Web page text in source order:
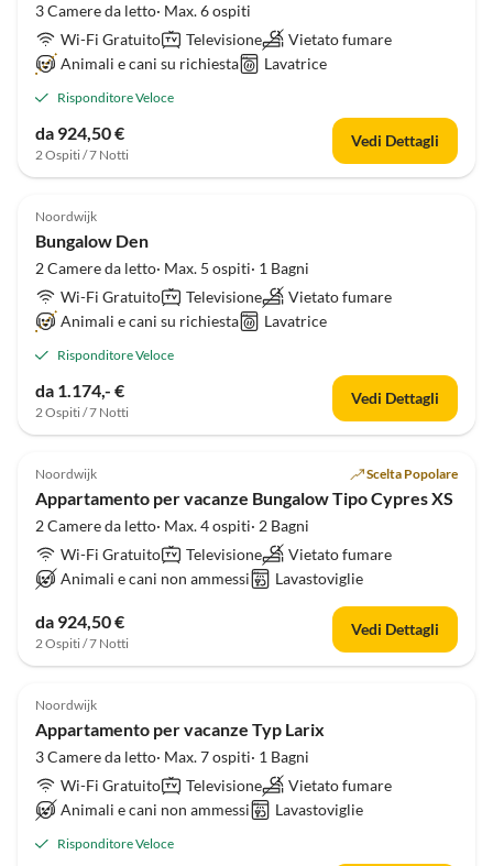
3 Camere da letto· Max. 6 ospiti
Wi-Fi Gratuito
Televisione
Vietato fumare
Animali e cani su richiesta
Lavatrice
Risponditore Veloce
da 924,50 €
2 Ospiti / 7 Notti
Vedi Dettagli
Noordwijk
Bungalow Den
2 Camere da letto· Max. 5 ospiti· 1 Bagni
Wi-Fi Gratuito
Televisione
Vietato fumare
Animali e cani su richiesta
Lavatrice
Risponditore Veloce
da 1.174,- €
2 Ospiti / 7 Notti
Vedi Dettagli
Noordwijk Scelta Popolare
Appartamento per vacanze Bungalow Tipo Cypres XS
2 Camere da letto· Max. 4 ospiti· 2 Bagni
Wi-Fi Gratuito
Televisione
Vietato fumare
Animali e cani non ammessi
Lavastoviglie
da 924,50 €
2 Ospiti / 7 Notti
Vedi Dettagli
Noordwijk
Appartamento per vacanze Typ Larix
3 Camere da letto· Max. 7 ospiti· 1 Bagni
Wi-Fi Gratuito
Televisione
Vietato fumare
Animali e cani non ammessi
Lavastoviglie
Risponditore Veloce